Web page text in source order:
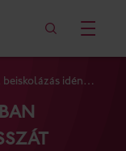
beiskolázás idén